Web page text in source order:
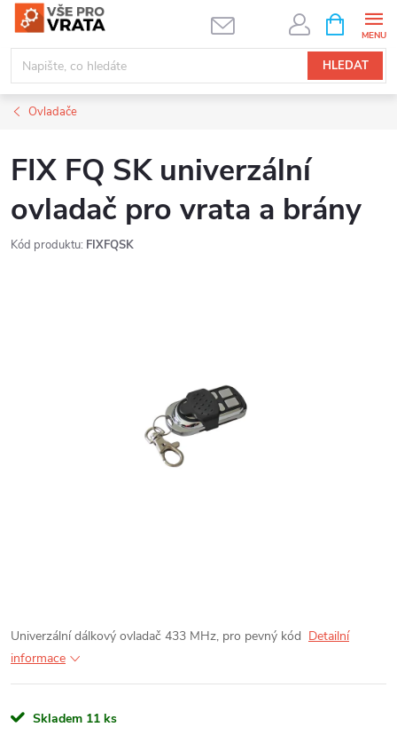
Přejít
obsah
HLEDAT
NÁKUPNÍ
KOŠÍK
Ovladače
FIX FQ SK univerzální
ovladač pro vrata a brány
Kód produktu: FIXFQSK
Univerzální dálkový ovladač 433 MHz, pro pevný kód Detailní
informace
Skladem 11 ks